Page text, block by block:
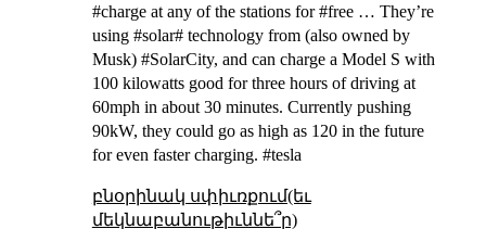
#charge at any of the stations for #free … They’re
using #solar# technology from (also owned by
Musk) #SolarCity, and can charge a Model S with
100 kilowatts good for three hours of driving at
60mph in about 30 minutes. Currently pushing
90kW, they could go as high as 120 in the future
for even faster charging. #tesla
բնօրինակ սփիւռքում(եւ
մեկնաբանութիւննե՞ր)